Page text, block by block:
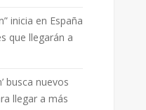
inicia en España
que llegarán a
busca nuevos
llegar a más